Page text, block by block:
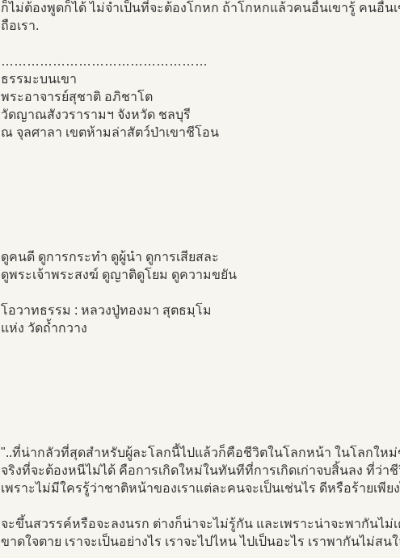
ก็ไม่ต้องพูดก็ได้ ไม่จำเป็นที่จะต้องโกหก ถ้าโกหกแล้วคนอื่นเขารู้ คนอื่นเ
ถือเรา.
…………………………………………
ธรรมะบนเขา
พระอาจารย์สุชาติ อภิชาโต
วัดญาณสังวรารามฯ จังหวัด ชลบุรี
ณ จุลศาลา เขตห้ามล่าสัตว์ป่าเขาชีโอน
ดูคนดี ดูการกระทำ ดูผู้นำ ดูการเสียสละ
ดูพระเจ้าพระสงฆ์ ดูญาติดูโยม ดูความขยัน
โอวาทธรรม : หลวงปู่ทองมา สุตธมฺโม
แห่ง วัดถ้ำกวาง
"..ที่น่ากลัวที่สุดสำหรับผู้ละโลกนี้ไปแล้วก็คือชีวิตในโลกหน้า ในโลกให
จริงที่จะต้องหนีไม่ได้ คือการเกิดใหม่ในทันทีที่การเกิดเก่าจบสิ้นลง ที่ว่
เพราะไม่มีใครรู้ว่าชาติหน้าของเราแต่ละคนจะเป็นเช่นไร ดีหรือร้ายเพีย
จะขึ้นสวรรค์หรือจะลงนรก ต่างก็น่าจะไม่รู้กัน และเพราะน่าจะพากันไม่
ขาดใจตาย เราจะเป็นอย่างไร เราจะไปไหน ไปเป็นอะไร เราพากันไม่สน